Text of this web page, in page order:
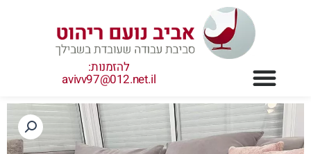
להזמנות:
avivv97@012.net.il